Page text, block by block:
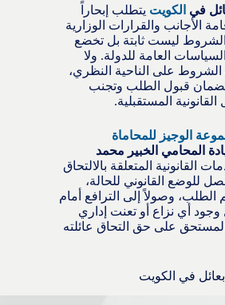
في الكويت يتطلب إبحاراً
الأجانب والقرارات الوزارية
ليست ثابتة بل تخضع
العامة للدولة. ولا
الشروط على الناحية النظري،
لضمان قبول الطلب وتجنب
المستقبلية.
الوجيز للمحاماة
المحامي الخبير محمد
القانونية المتعلقة بالالتحاق
للوضع القانوني للحالة،
الطلب، وصولاً إلى الترافع أمام
أي نزاع أو تعنت إداري
على حق التحاق عائلته
بعائل في الكويت